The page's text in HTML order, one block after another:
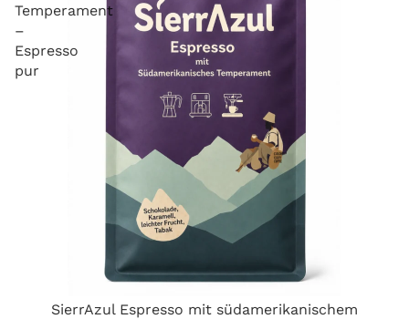
Temperament
–
Espresso
pur
SierrAzul Espresso mit südamerikanischem